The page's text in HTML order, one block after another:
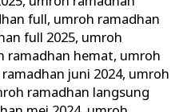
full, umroh ramadhan
full 2025, umroh
ramadhan hemat, umroh
juni 2024, umroh
ramadhan langsung